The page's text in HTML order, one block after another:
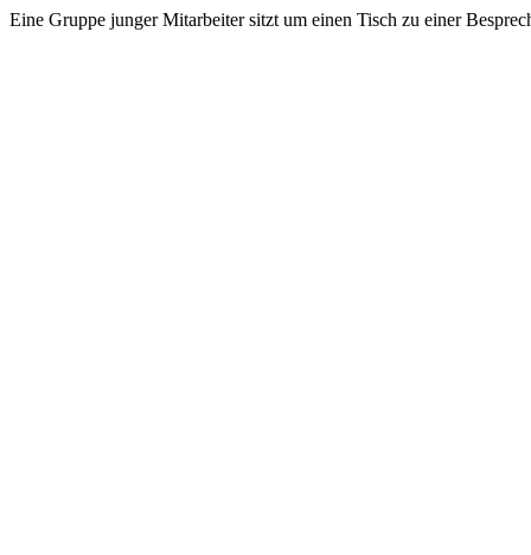
Eine Gruppe junger Mitarbeiter sitzt um einen Tisch zu einer